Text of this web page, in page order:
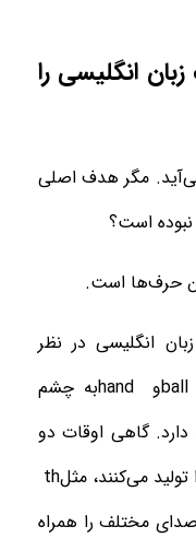
انگلیسی را
مگر هدف اصلی
نبوده است؟
حرف‌ها است.
انگلیسی در نظر
ballو handبه چشم
گاهی اوقات دو
می‌کنند، مثلth
مختلف را همراه